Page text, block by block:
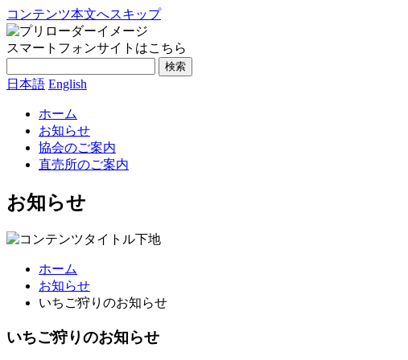
コンテンツ本文へスキップ
スマートフォンサイトはこちら
検索
日本語 English
ホーム
お知らせ
協会のご案内
直売所のご案内
お知らせ
ホーム
お知らせ
いちご狩りのお知らせ
いちご狩りのお知らせ